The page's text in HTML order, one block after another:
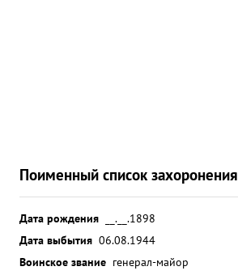
Поименный список захоронения
Дата рождения
__.__.1898
Дата выбытия 06.08.1944
Воинское звание генерал-майор